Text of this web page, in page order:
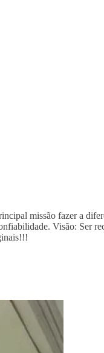
missão fazer a
Visão: Ser